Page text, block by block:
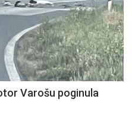
Varošu poginula